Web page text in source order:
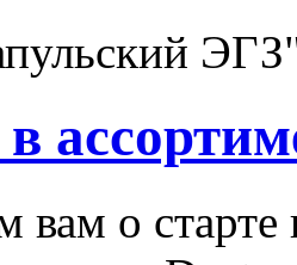
вам о старте